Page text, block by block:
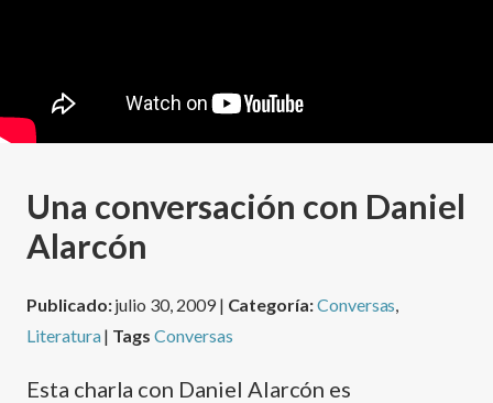
Una conversación con Daniel
Alarcón
Publicado:julio 30, 2009 | Categoría:Conversas
Literatura| TagsConversas
Esta charla con Daniel Alarcón es